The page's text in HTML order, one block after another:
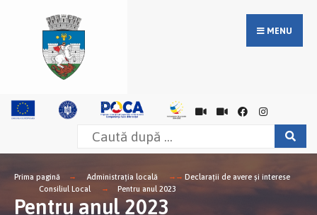
MENU
Prima pagină Administrația locală
Declarații de avere și interese
Consiliul Local
Pentru anul 2023
Pentru anul 2023